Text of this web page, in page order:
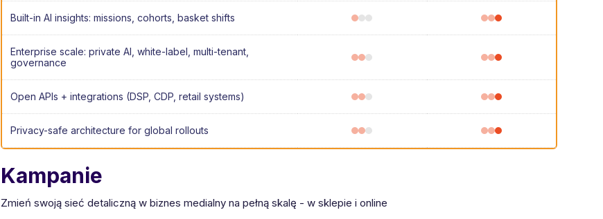
Built-in AI insights: missions, cohorts, basket shifts
Enterprise scale: private AI, white-label, multi-tenant,
governance
Open APIs + integrations (DSP, CDP, retail systems)
Privacy-safe architecture for global rollouts
Kampanie
Zmień swoją sieć detaliczną w biznes medialny na pełną skalę - w sklepie i online